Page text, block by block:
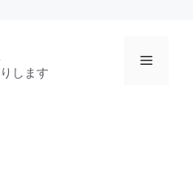
します
メ